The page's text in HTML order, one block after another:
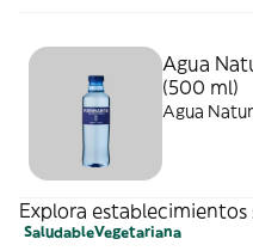
Agua
(500 ml)
Agua
Explora establecimientos
SaludableVegetariana